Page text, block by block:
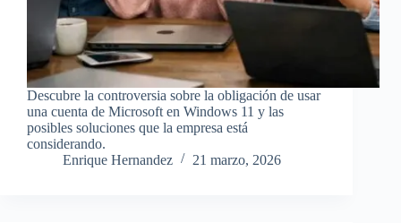
Descubre la controversia sobre la obligación de usar
una cuenta de Microsoft en Windows 11 y las
posibles soluciones que la empresa está
considerando.
Enrique Hernandez
21 marzo, 2026